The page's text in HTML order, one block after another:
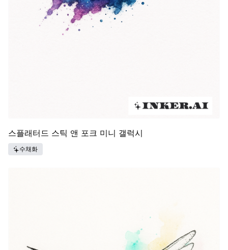
스플래터드 스틱 앤 포크 미니 갤럭시
수채화